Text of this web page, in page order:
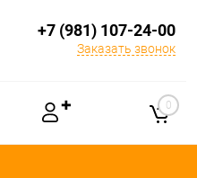
+7 (981) 107-24-00
Заказать звонок
✚ 0